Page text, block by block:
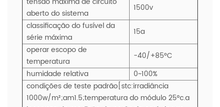
aberto do sistema
1500v
classificação do fusível da
série máxima
15a
operar escopo de
temperatura
-40/+85°C
humidade relativa
0~100%
condições de teste padrão[stc:irradiância
1000w/m²;am1.5;temperatura do módulo 25°c.a